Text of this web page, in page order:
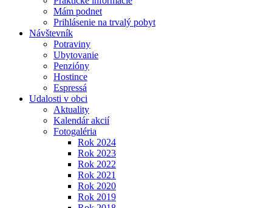
Mám podnet
Prihlásenie na trvalý pobyt
Návštevník
Potraviny
Ubytovanie
Penzióny
Hostince
Espressá
Udalosti v obci
Aktuality
Kalendár akcií
Fotogaléria
Rok 2024
Rok 2023
Rok 2022
Rok 2021
Rok 2020
Rok 2019